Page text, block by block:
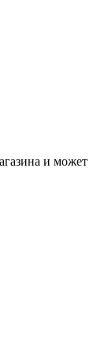
и может